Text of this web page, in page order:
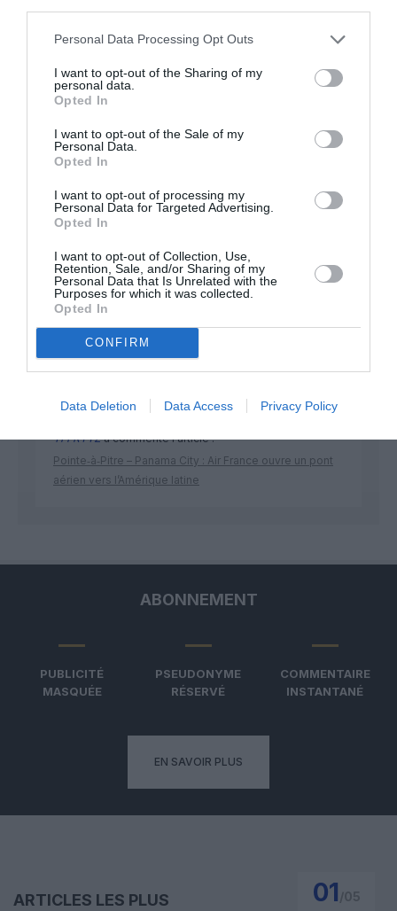
Personal Data Processing Opt Outs
I want to opt-out of the Sharing of my
personal data.
Opted In
I want to opt-out of the Sale of my
Personal Data.
Opted In
I want to opt-out of processing my
Personal Data for Targeted Advertising.
Opted In
I want to opt-out of Collection, Use,
Retention, Sale, and/or Sharing of my
Personal Data that Is Unrelated with the
Purposes for which it was collected.
Opted In
CONFIRM
Data Deletion Data Access Privacy Policy
Appel aux lecteurs !
Soutenez Air Journal participez
DERNIERS COMMENTAIRES
Manfoua commenté l'article :
Pyramides, croisières et mer Rouge : l’Égypte mise sur
une saison record malgré le contexte géopolitique
TFFRYYZa commenté l'article :
Pointe‑à‑Pitre – Panama City : Air France ouvre un pont
aérien vers l’Amérique latine
ABONNEMENT
PUBLICITÉ
MASQUÉE
PSEUDONYME
RÉSERVÉ
COMMENTAIRE
INSTANTANÉ
EN SAVOIR PLUS
ARTICLES LES PLUS
01